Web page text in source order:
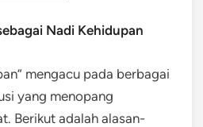
Nadi Kehidupan
mengacu pada berbagai
yang menopang
Berikut adalah alasan-